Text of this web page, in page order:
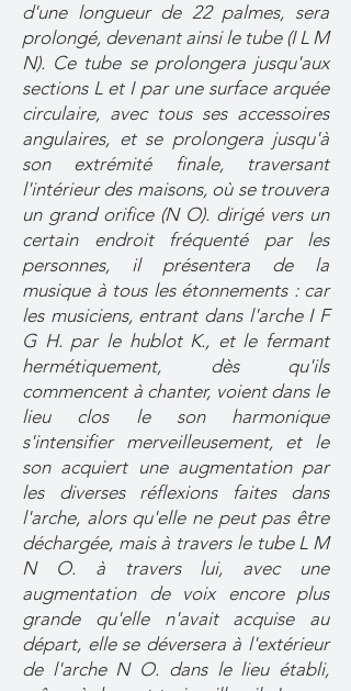
d'une longueur de 22 palmes, sera
prolongé, devenant ainsi le tube (I L M
N). Ce tube se prolongera jusqu'aux
sections L et I par une surface arquée
circulaire, avec tous ses accessoires
angulaires, et se prolongera jusqu'à
son extrémité finale, traversant
l'intérieur des maisons, où se trouvera
un grand orifice (N O). dirigé vers un
certain endroit fréquenté par les
personnes, il présentera de la
musique à tous les étonnements : car
les musiciens, entrant dans l'arche I F
G H. par le hublot K., et le fermant
hermétiquement, dès qu'ils
commencent à chanter, voient dans le
lieu clos le son harmonique
s'intensifier merveilleusement, et le
son acquiert une augmentation par
les diverses réflexions faites dans
l'arche, alors qu'elle ne peut pas être
déchargée, mais à travers le tube L M
N O. à travers lui, avec une
augmentation de voix encore plus
grande qu'elle n'avait acquise au
départ, elle se déversera à l'extérieur
de l'arche N O. dans le lieu établi,